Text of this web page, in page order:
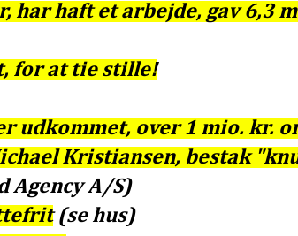
har haft et arbejde, gav 6,3
for at tie stille!
udkommet, over 1 mio. kr.
Kristiansen, bestak
Agency A/S)
(se hus)